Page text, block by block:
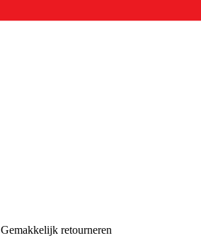
Gemakkelijk retourneren